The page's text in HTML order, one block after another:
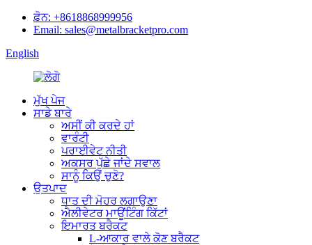
ਫ਼ੋਨ: +8618868999956
Email: sales@metalbracketpro.com
English
ਮੁੱਖ ਪੇਜ
ਸਾਡੇ ਬਾਰੇ
ਅਸੀਂ ਕੀ ਕਰਦੇ ਹਾਂ
ਵਾਰੰਟੀ
ਪਰਾਈਵੇਟ ਨੀਤੀ
ਅਕਸਰ ਪੁੱਛੇ ਜਾਂਦੇ ਸਵਾਲ
ਸਾਨੂੰ ਕਿਉਂ ਚੁਣੋ?
ਉਤਪਾਦ
ਧਾਤ ਦੀ ਮੋਹਰ ਲਗਾਉਣਾ
ਐਲੀਵੇਟਰ ਮਾਊਂਟਿੰਗ ਕਿੱਟਾਂ
ਇਮਾਰਤ ਬਰੈਕਟ
L-ਆਕਾਰ ਵਾਲੇ ਕੋਣ ਬਰੈਕਟ